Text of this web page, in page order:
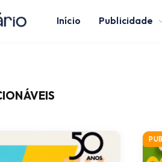
Início Publicidade